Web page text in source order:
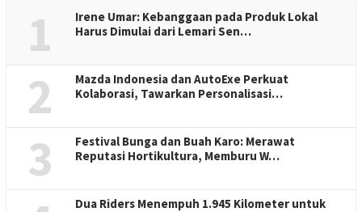
1
Irene Umar: Kebanggaan pada Produk Lokal
Harus Dimulai dari Lemari Sen…
2
Mazda Indonesia dan AutoExe Perkuat
Kolaborasi, Tawarkan Personalisasi…
3
Festival Bunga dan Buah Karo: Merawat
Reputasi Hortikultura, Memburu W…
Dua Riders Menempuh 1.945 Kilometer untuk